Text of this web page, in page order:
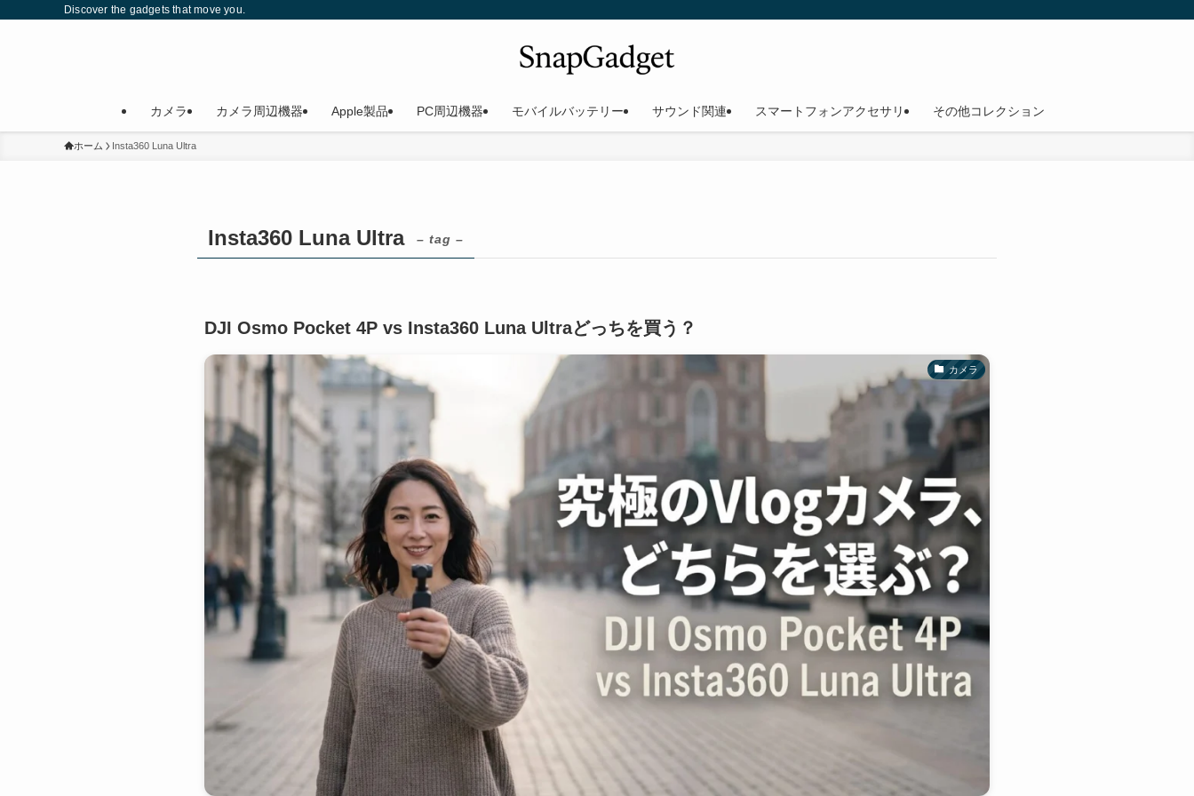
Discover the gadgets that move you.
カメラ カメラ周辺機器 Apple製品 PC周辺機器 モバイルバッテリー サウンド関連 スマートフォンアクセサリ その他コレクション
ホーム Insta360 Luna Ultra
Insta360 Luna Ultra – tag –
DJI Osmo Pocket 4P vs Insta360 Luna Ultraどっちを買う？
カメラ